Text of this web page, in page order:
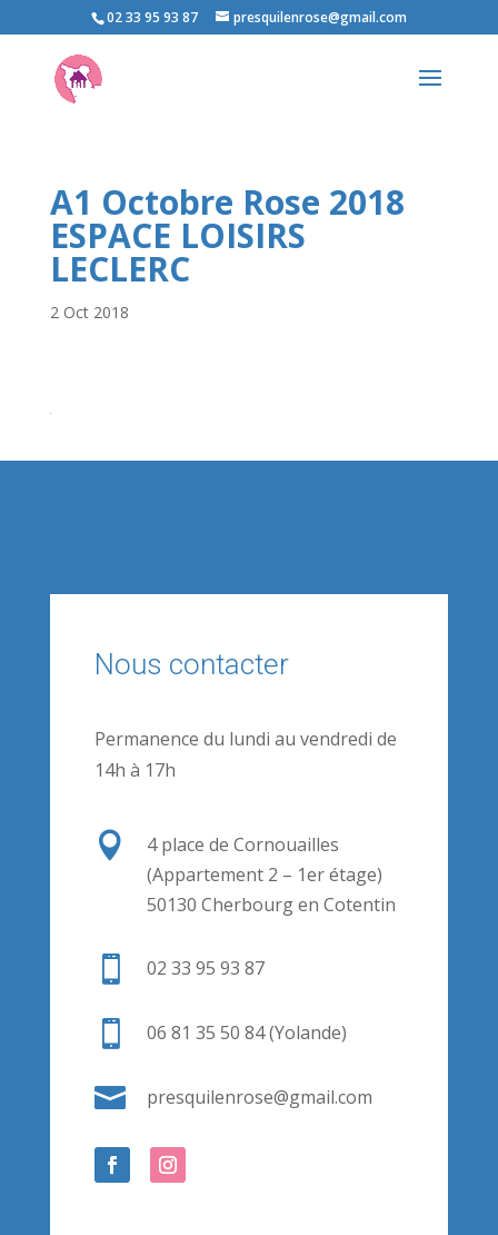
02 33 95 93 87 presquilenrose@gmail.com
A1 Octobre Rose 2018
ESPACE LOISIRS
LECLERC
2 Oct 2018
Nous contacter
Permanence du lundi au vendredi de
14h à 17h

4 place de Cornouailles
(Appartement 2 – 1er étage)
50130 Cherbourg en Cotentin
 02 33 95 93 87
 06 81 35 50 84 (Yolande)
 presquilenrose@gmail.com